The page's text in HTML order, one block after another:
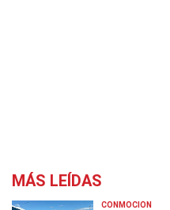
MÁS LEÍDAS
CONMOCIÓN